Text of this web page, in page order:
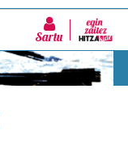
Sartu